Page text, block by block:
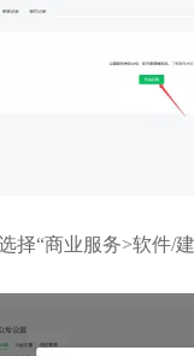
择“商业服务>软件/